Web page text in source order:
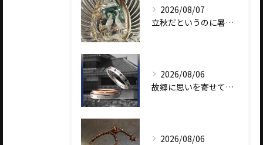
2026/08/07
立秋だというのに暑いですね
2026/08/06
故郷に思いを寄せて～オリジナルブランド【Shinano(しな...
2026/08/06